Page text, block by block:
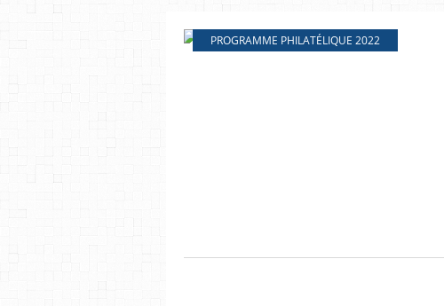
PROGRAMME PHILATÉLIQUE 2022